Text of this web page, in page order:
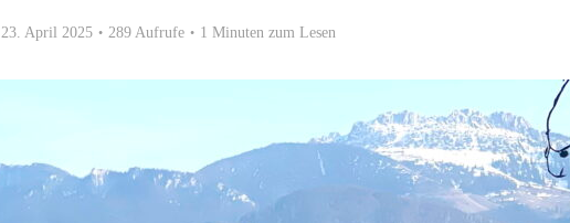
23. April 2025 289 Aufrufe 1 Minuten zum Lesen